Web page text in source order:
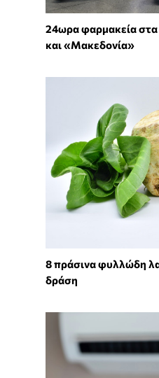
24ωρα φαρμακεία στα
και «Μακεδονία»
8 πράσινα φυλλώδη
δράση